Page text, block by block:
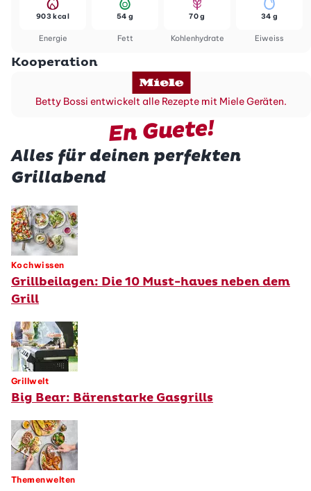
Energie
903 kcal
Fett
54 g
Kohlenhydrate
70 g
Eiweiss
34 g
Kooperation
Betty Bossi entwickelt alle Rezepte mit Miele Geräten.
En Guete!
Alles für deinen perfekten
Grillabend
Kochwissen
Grillbeilagen: Die 10 Must-haves neben dem
Grill
Grillwelt
Big Bear: Bärenstarke Gasgrills
Themenwelten